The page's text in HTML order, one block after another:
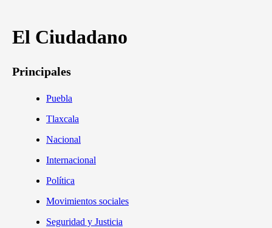
El Ciudadano
Principales
Puebla
Tlaxcala
Nacional
Internacional
Política
Movimientos sociales
Seguridad y Justicia